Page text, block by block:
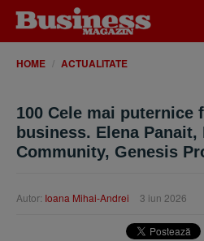
HOME ACTUALITATE
100 Cele mai puternice
business. Elena
Community, Genesis
Autor: Ioana Mihai-Andrei 3 iun 2026